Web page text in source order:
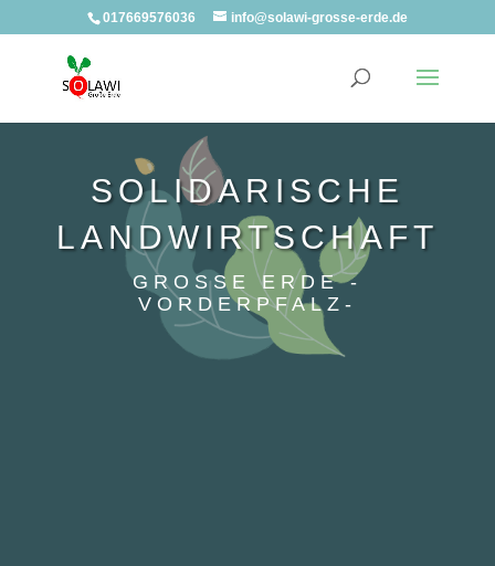
017669576036 info@solawi-grosse-erde.de
SOLIDARISCHE
LANDWIRTSCHAFT
GROSSE ERDE -V
ORDERPFALZ-